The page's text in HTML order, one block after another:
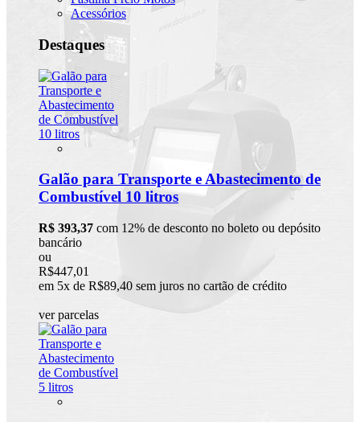
Acessórios
Destaques
Galão para Transporte e Abastecimento de
Combustível 10 litros
R$ 393,37 com 12% de desconto no boleto ou depósito
bancário
ou
R$447,01
em 5x de R$89,40 sem juros no cartão de crédito
ver parcelas